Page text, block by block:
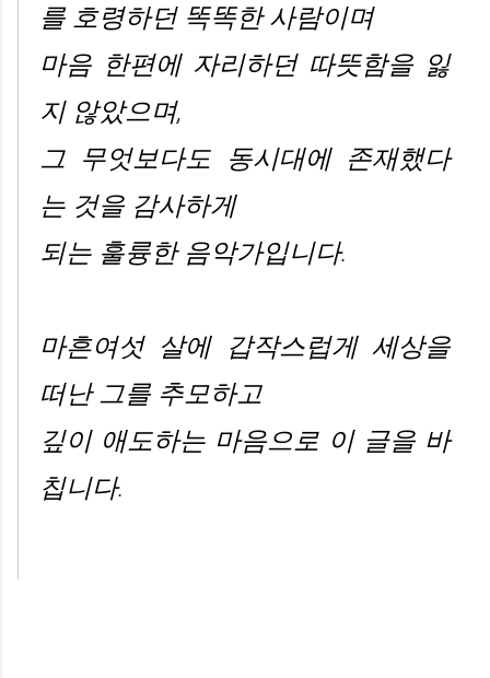
를 호령하던 똑똑한 사람이며
마음 한편에 자리하던 따뜻함을 잃
지 않았으며,
그 무엇보다도 동시대에 존재했다
는 것을 감사하게
되는 훌륭한 음악가입니다.
마흔여섯 살에 갑작스럽게 세상을
떠난 그를 추모하고
깊이 애도하는 마음으로 이 글을 바
칩니다.